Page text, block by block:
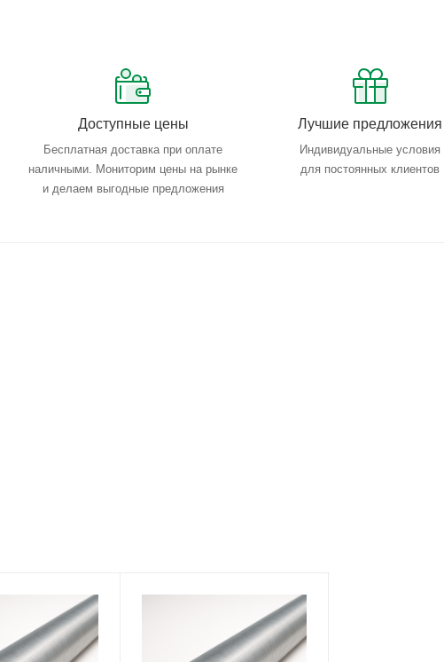
Доступные цены
Бесплатная доставка при оплате
наличными. Мониторим цены на рынке
и делаем выгодные предложения
Лучшие предложения
Индивидуальные условия
для постоянных клиентов